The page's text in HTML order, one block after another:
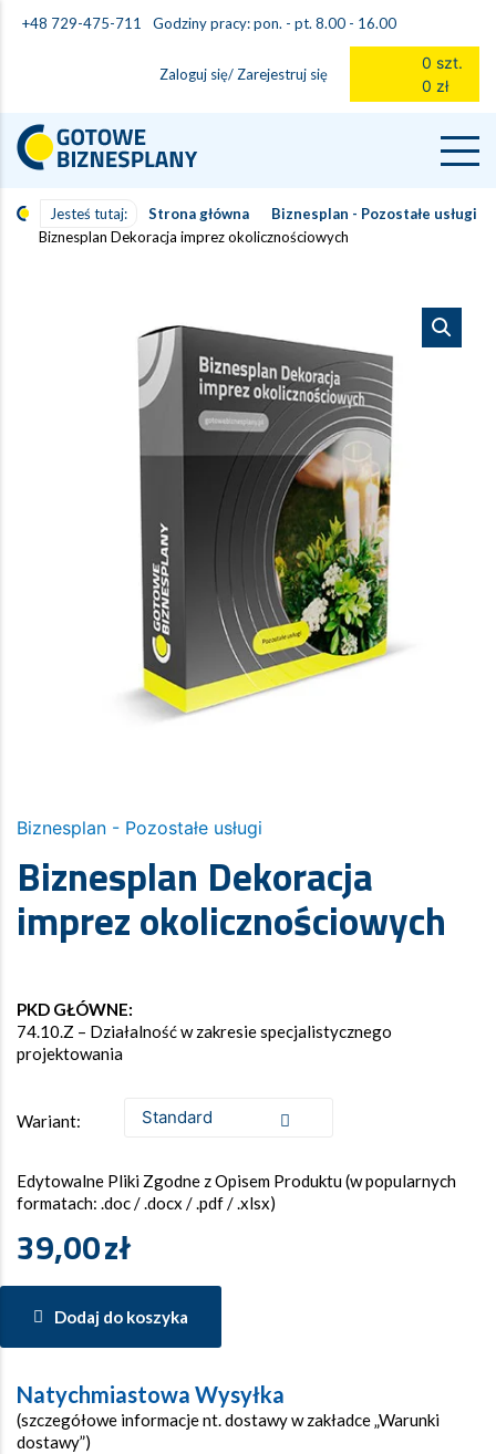
+48 729-475-711 Godziny pracy: pon. - pt. 8.00 - 16.00
Zaloguj się/ Zarejestruj się
0 szt.
0 zł
Jesteś tutaj: Strona główna
Biznesplan - Pozostałe usługi
Biznesplan Dekoracja imprez okolicznościowych
Biznesplan - Pozostałe usługi
Biznesplan Dekoracja
imprez okolicznościowych
PKD GŁÓWNE:
74.10.Z – Działalność w zakresie specjalistycznego
projektowania
Wariant:
Edytowalne Pliki Zgodne z Opisem Produktu (w popularnych
formatach: .doc / .docx / .pdf / .xlsx)
39,00zł
Dodaj do koszyka
Natychmiastowa Wysyłka
(szczegółowe informacje nt. dostawy w zakładce „Warunki
dostawy”)